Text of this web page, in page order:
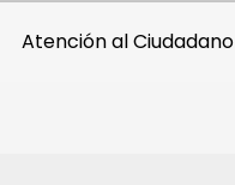
Atención al Ciudadano